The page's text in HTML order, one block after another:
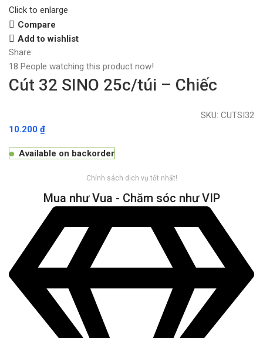
Click to enlarge
Compare
Add to wishlist
Share:
18 People watching this product now!
Cút 32 SINO 25c/túi – Chiếc
SKU: CUTSI32
10.200 ₫
Available on backorder
Chính sách dịch vụ tốt nhất!
Mua như Vua - Chăm sóc như VIP